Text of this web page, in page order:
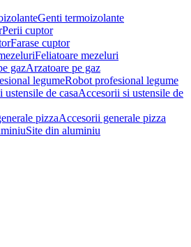
Genti termoizolante
Perii cuptor
Farase cuptor
Feliatoare mezeluri
Arzatoare pe gaz
Robot profesional legume
Accesorii si ustensile de
Accesorii generale pizza
Site din aluminiu